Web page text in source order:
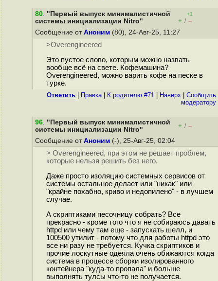
80. "Первый выпуск минималистичной
системы инициализации Nitro"
+1
+ / –
Сообщение от Аноним (80), 24-Авг-25, 11:27
>Overengineered
Это пустое слово, которым можно назвать
вообще всё на свете. Кофемашина?
Overengineered, можно варить кофе на песке в
турке.
Ответить Правка| К родителю #71 Наверх
Cообщить
модератору
96. "Первый выпуск минималистичной
системы инициализации Nitro"
+ / –
Сообщение от Аноним (-), 25-Авг-25, 02:04
> Overengineered, при этом не решает проблем,
которые нельзя решить без него.
Даже просто изоляцию системных сервисов от
системы остальное делает или "никак" или
"крайне похабно, криво и недопилено" - в лучшем
случае.
А скриптиками песочницу собрать? Все
прекрасно - кроме того что я не собираюсь давать
httpd или чему там еще - запускать шелл, и
100500 утилит - потому что для работы httpd это
все ни разу не требуется. Кучка скриптиков и
прочие лоскутные одеяла очень обижаются когда
система в процессе сборки изолированного
контейнера "куда-то пропала" и больше
выполнять тулсы что-то не получается.